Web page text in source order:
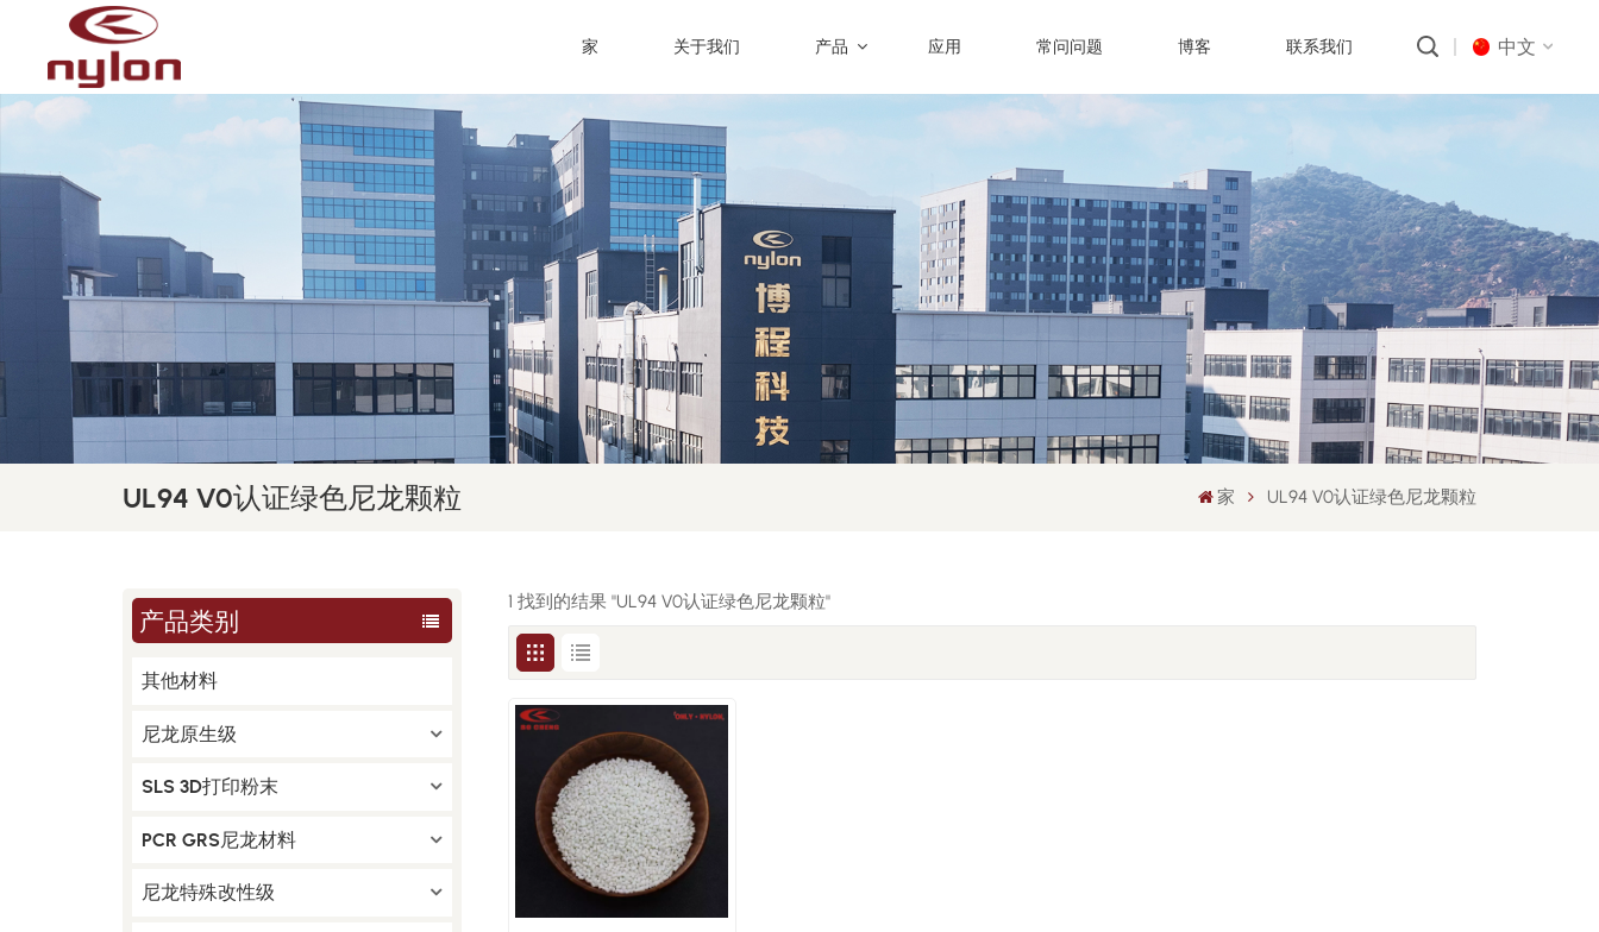
家 关于我们 产品 应用 常问问题 博客 联系我们 中文
русский
português
العربية
中文
UL94 V0认证绿色尼龙颗粒 家 UL94 V0认证绿色尼龙颗粒
产品类别
其他材料
尼龙原生级
SLS 3D打印粉末
PCR GRS尼龙材料
尼龙特殊改性级
1 找到的结果 "UL94 V0认证绿色尼龙颗粒"